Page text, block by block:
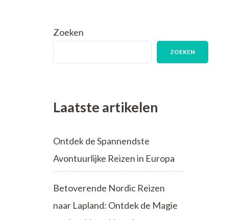
Zoeken
ZOEKEN
Laatste artikelen
Ontdek de Spannendste
Avontuurlijke Reizen in Europa
Betoverende Nordic Reizen
naar Lapland: Ontdek de Magie